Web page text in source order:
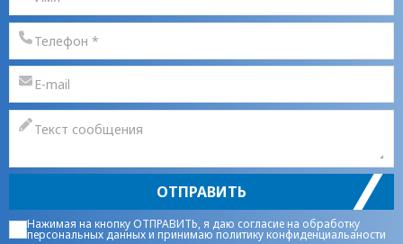
ОТПРАВИТЬ
Нажимая на кнопку ОТПРАВИТЬ, я даю согласие на обработку
персональных данныхи принимаюполитику конфиденциальаности